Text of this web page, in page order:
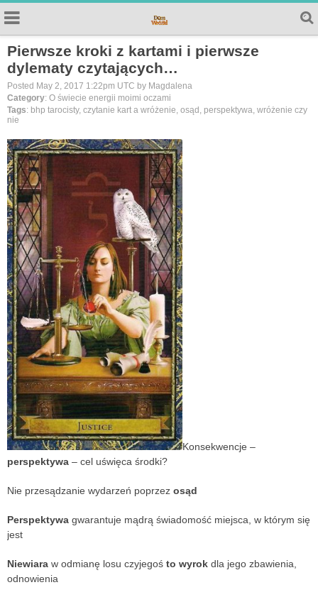
Pierwsze kroki z kartami i pierwsze
dylematy czytających…
Posted May 2, 2017 1:22pm UTC by Magdalena
Category: O świecie energii moimi oczami
Tags: bhp tarocisty, czytanie kart a wróżenie, osąd, perspektywa, wróżenie czy
nie
Konsekwencje –
perspektywa – cel uświęca środki?
Nie przesądzanie wydarzeń poprzez osąd
Perspektywa gwarantuje mądrą świadomość miejsca, w którym się
jest
Niewiara w odmianę losu czyjegoś to wyrok dla jego zbawienia,
odnowienia